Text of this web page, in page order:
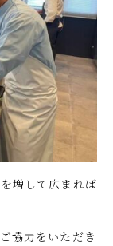
増して広まれば
協力をいただき